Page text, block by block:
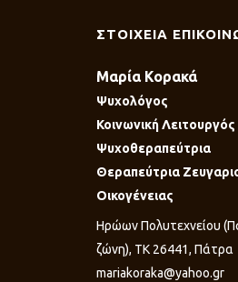
ΣΤΟΙΧΕΙΑ
Μαρία Κορακά
Ψυχολόγος
Κοινωνική Λειτουργός
Ψυχοθεραπεύτρια
Θεραπεύτρια
Οικογένειας
Ηρώων Πολυτεχνείου
ζώνη), ΤΚ 26441, Πάτρα
mariakoraka@yahoo.gr